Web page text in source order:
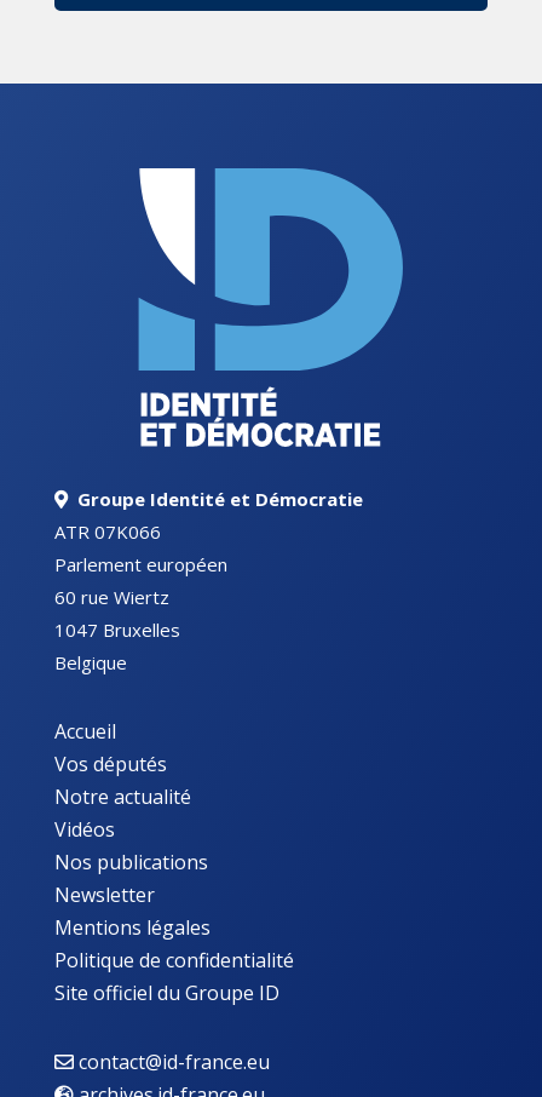
Groupe Identité et Démocratie
ATR 07K066
Parlement européen
60 rue Wiertz
1047 Bruxelles
Belgique
Accueil
Vos députés
Notre actualité
Vidéos
Nos publications
Newsletter
Mentions légales
Politique de confidentialité
Site officiel du Groupe ID
contact@id-france.eu